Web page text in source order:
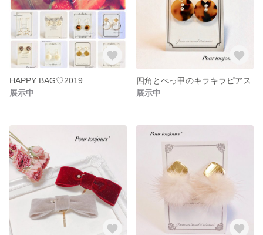
HAPPY BAG♡2019
展示中
四角とべっ甲のキラキラピアス
展示中